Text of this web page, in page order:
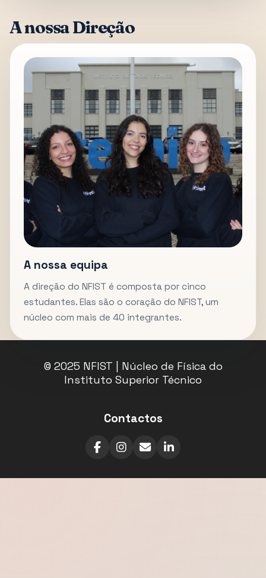
A nossa Direção
A nossa equipa
A direção do NFIST é composta por cinco
estudantes. Elas são o coração do NFIST, um
núcleo com mais de 40 integrantes.
© 2025 NFIST | Núcleo de Física do
Instituto Superior Técnico
Contactos